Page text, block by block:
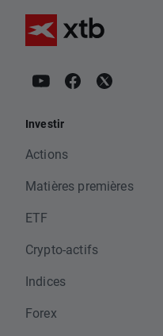
Investir
Actions
Matières premières
ETF
Crypto-actifs
Indices
Forex